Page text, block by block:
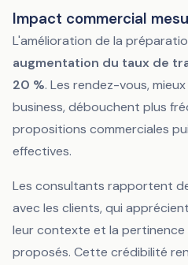
Impact commercial
L'amélioration de la
augmentation du taux de
20 %. Les rendez-vous,
business, débouchent plus
propositions commerciales
effectives.
Les consultants rapportent
avec les clients, qui
leur contexte et la pertinence
proposés. Cette crédibilité